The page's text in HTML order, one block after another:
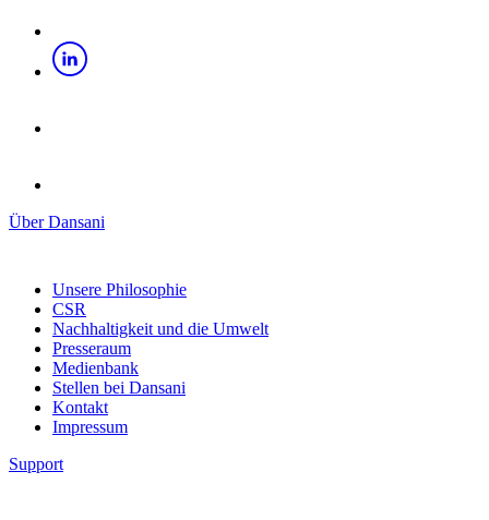
Über Dansani
Unsere Philosophie
CSR
Nachhaltigkeit und die Umwelt
Presseraum
Medienbank
Stellen bei Dansani
Kontakt
Impressum
Support